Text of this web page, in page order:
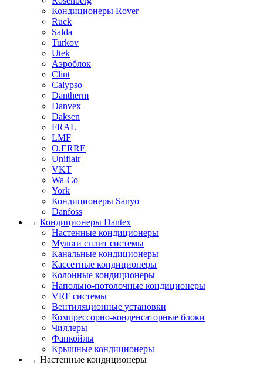
Кондиционеры Rover
Ruck
Salda
Turkov
Utek
Аэроблок
Clint
Calypso
Dantherm
Danvex
Daksen
FRAL
LMF
O.ERRE
Uniflair
VKT
Wa-Co
York
Кондиционеры Sanyo
Danfoss
→ Кондиционеры Dantex
Настенные кондиционеры
Мульти сплит системы
Канальные кондиционеры
Кассетные кондиционеры
Колонные кондиционеры
Напольно-потолочные кондиционеры
VRF системы
Вентиляционные установки
Компрессорно-конденсаторные блоки
Чиллеры
Фанкойлы
Крышные кондиционеры
→ Настенные кондиционеры